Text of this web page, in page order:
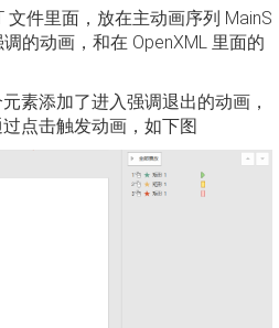
文件里面，放在主动画序列 MainS
的动画，和在 OpenXML 里面的
素添加了进入强调退出的动画，
点击触发动画，如下图